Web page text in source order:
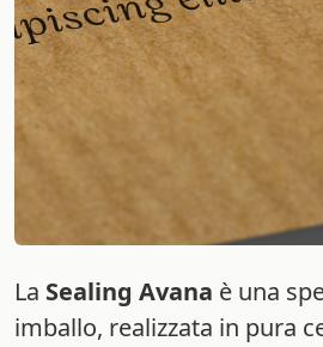
La Sealing Avana è una
imballo, realizzata in pura